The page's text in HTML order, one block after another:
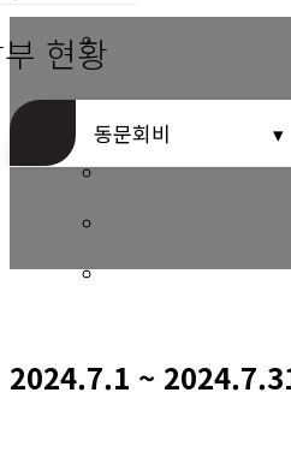
회비 안내
동문ID카드 발급
현황
동문회비
2024.7.1 ~